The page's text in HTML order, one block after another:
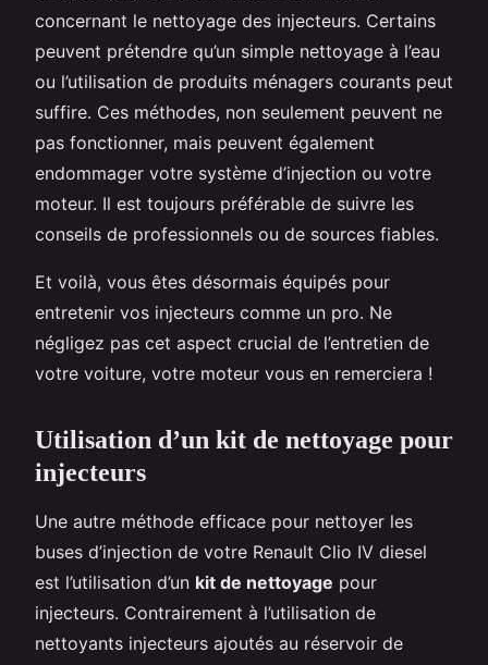
concernant le nettoyage des injecteurs. Certains
peuvent prétendre qu’un simple nettoyage à l’eau
ou l’utilisation de produits ménagers courants peut
suffire. Ces méthodes, non seulement peuvent ne
pas fonctionner, mais peuvent également
endommager votre système d’injection ou votre
moteur. Il est toujours préférable de suivre les
conseils de professionnels ou de sources fiables.
Et voilà, vous êtes désormais équipés pour
entretenir vos injecteurs comme un pro. Ne
négligez pas cet aspect crucial de l’entretien de
votre voiture, votre moteur vous en remerciera !
Utilisation d’un kit de nettoyage pour
injecteurs
Une autre méthode efficace pour nettoyer les
buses d’injection de votre Renault Clio IV diesel
est l’utilisation d’un kit de nettoyage pour
injecteurs. Contrairement à l’utilisation de
nettoyants injecteurs ajoutés au réservoir de